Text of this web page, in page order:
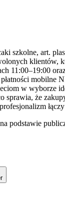
szkolne, art.
klientów,
11:00–19:00
w wyborze
że
podstawie